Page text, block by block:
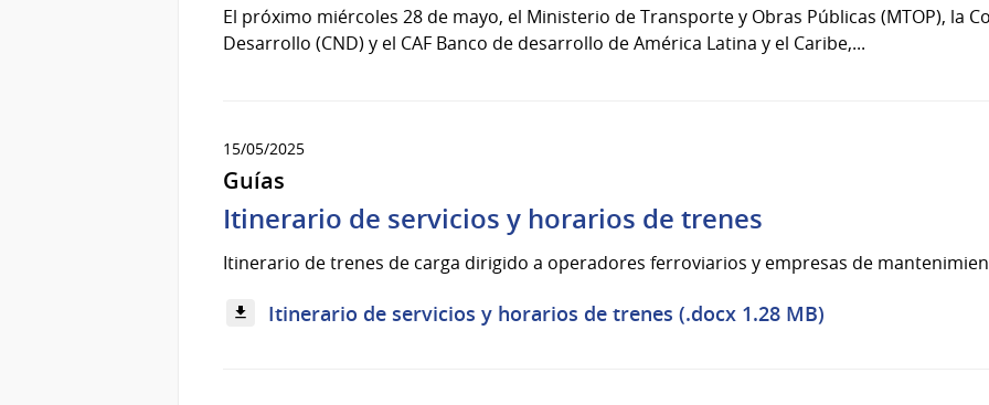
El próximo miércoles 28 de mayo, el Ministerio de Transporte y Obras Públicas (MTOP), la
Desarrollo (CND) y el CAF Banco de desarrollo de América Latina y el Caribe,...
15/05/2025
Guías
Itinerario de servicios y horarios de trenes
Itinerario de trenes de carga dirigido a operadores ferroviarios y empresas de
Itinerario de servicios y horarios de trenes (.docx 1.28 MB)